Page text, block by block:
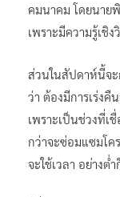
คมนาคม โดยนาย
เพราะมีความรู้เชิง
ส่วนในสัปดาห์นี้จ
ว่า ต้องมีการเร่งคื
เพราะเป็นช่วงที่เ
กว่าจะซ่อมแซมโค
จะใช้เวลา อย่างต่